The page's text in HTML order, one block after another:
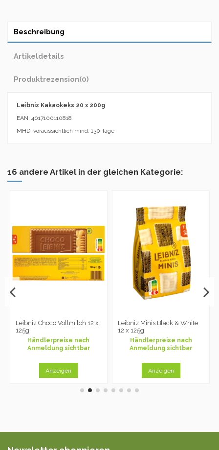
Beschreibung
Artikeldetails
Produktrezension(0)
Leibniz Kakaokeks 20 x 200g
EAN: 4017100110818
MHD: voraussichtlich mind. 130 Tage
16 andere Artikel in der gleichen Kategorie:
Leibniz Choco Vollmilch 12 x
125g
Händlerpreise nach
Anmeldung sichtbar
Anzeigen
Leibniz Minis Black & White
12 x 125g
Händlerpreise nach
Anmeldung sichtbar
Anzeigen